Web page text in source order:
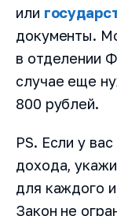
или
документы.
в отделении
случае еще
800 рублей.
PS. Если у
дохода,
для каждого
Закон не